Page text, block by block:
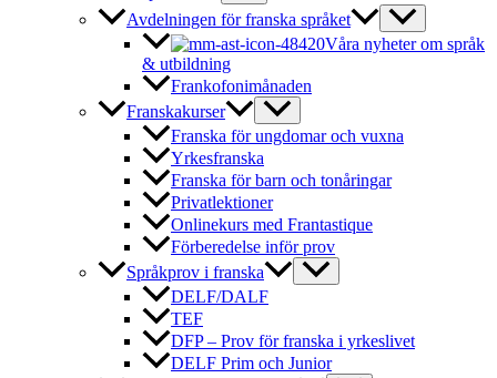
Avdelningen för franska språket
Våra nyheter om språk
& utbildning
Frankofonimånaden
Franskakurser
Franska för ungdomar och vuxna
Yrkesfranska
Franska för barn och tonåringar
Privatlektioner
Onlinekurs med Frantastique
Förberedelse inför prov
Språkprov i franska
DELF/DALF
TEF
DFP – Prov för franska i yrkeslivet
DELF Prim och Junior